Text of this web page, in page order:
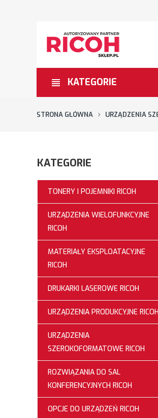
KATEGORIE
STRONA GŁÓWNA URZĄDZENIA
KATEGORIE
TONERY I POJEMNIKI RICOH
URZĄDZENIA WIELOFUNKCYJNE
RICOH
MATERIAŁY EKSPLOATACYJNE
RICOH
DRUKARKI LASEROWE RICOH
URZĄDZENIA PRODUKCYJNE
URZĄDZENIA
SZEROKOFORMATOWE RICOH
ROZWIĄZANIA DO SAL
KONFERENCYJNYCH RICOH
OPCJE DO URZĄDZEŃ RICOH